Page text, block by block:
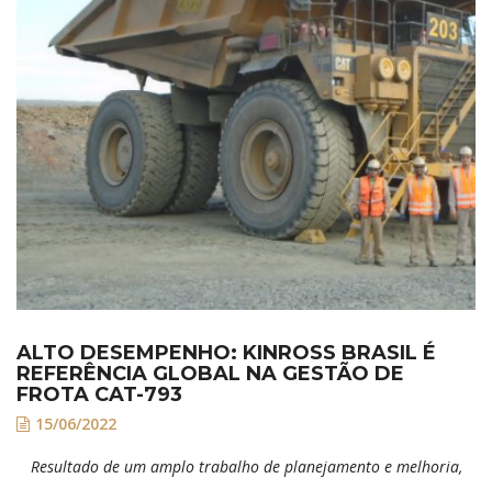
ALTO DESEMPENHO: KINROSS BRASIL É
REFERÊNCIA GLOBAL NA GESTÃO DE
FROTA CAT-793
15/06/2022
Resultado de um amplo trabalho de planejamento e melhoria,